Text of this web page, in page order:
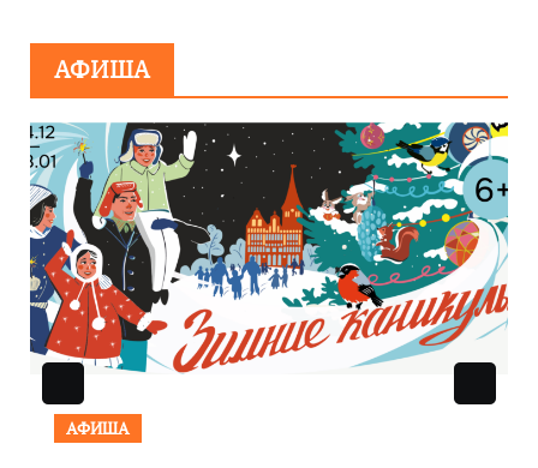
АФИША
АФИША